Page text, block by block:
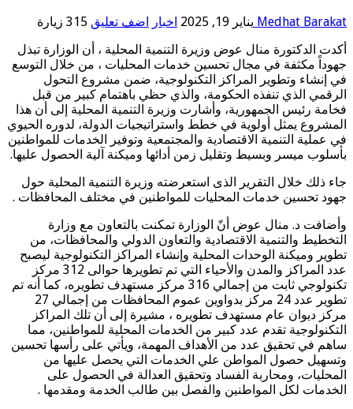
Medhat Barakat يناير 19, 2025 اخبار اضف تعليق 315 زيارة
أكدت الدكتورة منال عوض وزيرة التنمية المحلية ، أن الوزارة تبذل
جهوداً مكثفة في مجال تحسين خدمات المحليات ، من خلال التوسع
في إنشاء وتطوير المراكز التكنولوجية، ضمن مشروع التحول
الرقمي الذي تنفذه الحكومة، والذي حظي باهتمام كبير من قبل
فخامة رئيس الجمهورية، وأشارت وزيرة التنمية المحلية إلى أن هذا
المشروع يمثل أولوية في خطط واستراتيجيات الدولة، لدوره الحيوي
في عملية التنمية الاقتصادية والمجتمعية وتوفير الخدمات للمواطنين
بأسلوب ميسر وبسيط وتقليل زمن أدائها وميكنة آلية الحصول عليها.
جاء ذلك خلال التقرير الذى استعرضته وزيرة التنمية المحلية حول
جهود تحسين خدمات المحليات للمواطنين في مختلف المحافظات .
وأضافت د. منال عوض أنّ الوزارة تمكنت بالتعاون مع وزارة
التخطيط والتنمية الاقتصادية والتعاون الدولي والمحافظات، من
تطوير وميكنة الوحدات المحلية وإنشاء المراكز التكنولوجية ليصبح
عدد المراكز والمدن والأحياء التي تم تطويرها حوالى 312 مركز
تكنولوجي ثابت من إجمالي 316 مركز مستهدف تطويره، كما أنه تم
تطوير عدد 24 مركز بدواوين عموم المحافظات من إجمالي 27
مركز ديوان عام مستهدف تطويره ، مشيرة إلى أن تلك المراكز
التكنولوجية تقدم عدد كبير من الخدمات المحلية للمواطنين، مما
ساهم في تحقيق عدد من الأهداف المهمة، ويأتي على رأسها تحسين
وتسهيل حصول المواطن علي الخدمات التي يحصل عليها من
المحليات، ومحاربة الفساد وتحقيق العدالة في الحصول على
الخدمات لكل المواطنين والفصل بين طالب الخدمة ومقدمها .